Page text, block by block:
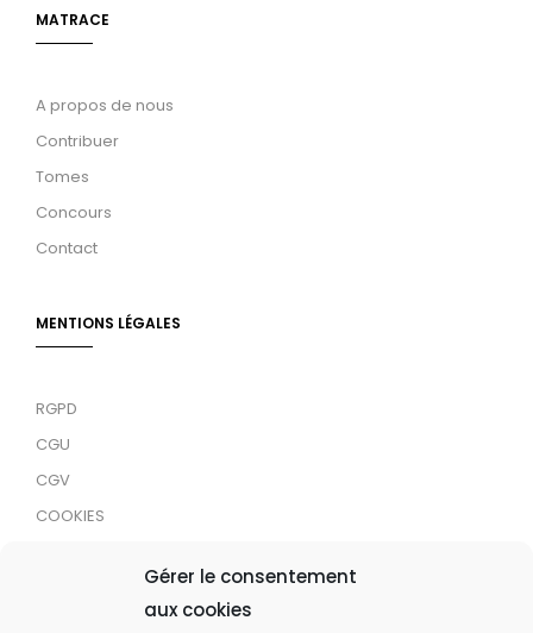
Gérer le consentement
aux cookies
MATRACE
A propos de nous
Contribuer
Tomes
Concours
Contact
MENTIONS LÉGALES
RGPD
CGU
CGV
COOKIES